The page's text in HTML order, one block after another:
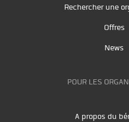
Rechercher une
Offres
News
POUR LES
A propos du